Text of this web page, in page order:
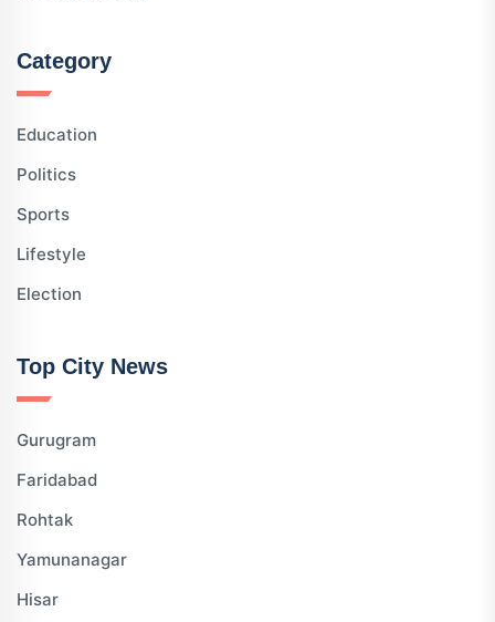
Category
Education
Politics
Sports
Lifestyle
Election
Top City News
Gurugram
Faridabad
Rohtak
Yamunanagar
Hisar